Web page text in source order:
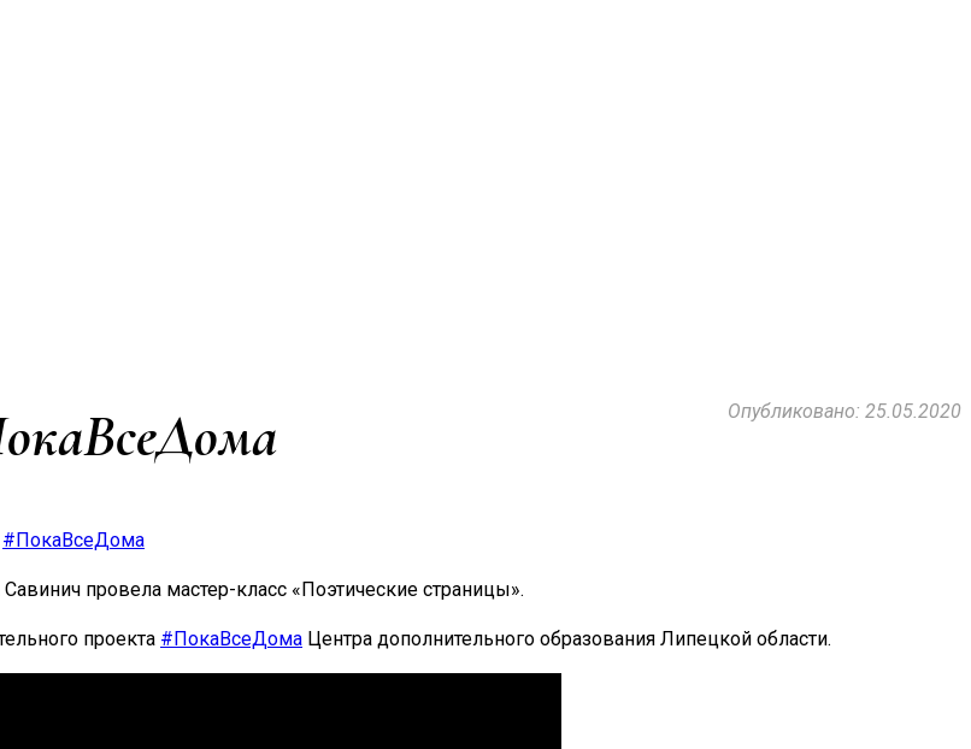
Опубликовано: 25.05.2020
#ПокаВсеДома
провела мастер-класс «Поэтические страницы».
проекта #ПокаВсеДома Центра дополнительного образования Липецкой области.